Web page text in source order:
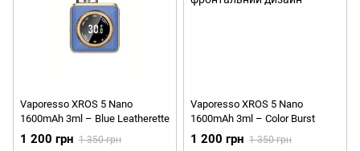
Vaporesso XROS 5 Nano
1600mAh 3ml – Blue Leatherette
1 200 грн 1 350 грн
Vaporesso XROS 5 Nano
1600mAh 3ml – Color Burst
1 200 грн 1 350 грн